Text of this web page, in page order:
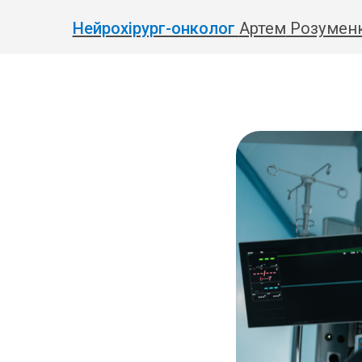
Нейрохірург-онкологАртемРозуменко